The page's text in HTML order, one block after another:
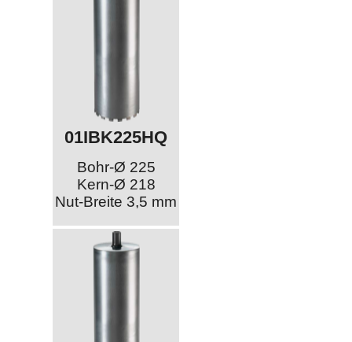
01IBK225HQ
Bohr-Ø 225
Kern-Ø 218
Nut-Breite 3,5 mm